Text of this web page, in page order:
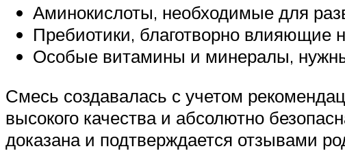
Аминокислоты, необходимые для
Пребиотики, благотворно влияющие
Особые витамины и минералы,
Смесь создавалась с учетом
высокого качества и абсолютно
доказана и подтверждается отзывами